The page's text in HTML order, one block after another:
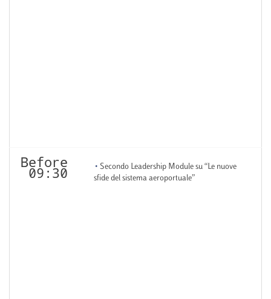
Before
09:30
Secondo Leadership Module su “Le nuove
sfide del sistema aeroportuale”